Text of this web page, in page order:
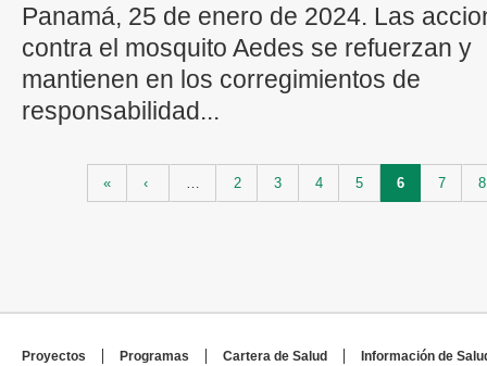
Panamá, 25 de enero de 2024. Las
contra el mosquito Aedes se refuerzan y
mantienen en los corregimientos de
responsabilidad...
Páginas
« ‹ 2 3 4 5 6 7 8
Proyectos Programas Cartera de Salud
Información de